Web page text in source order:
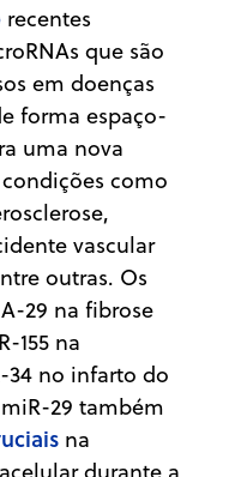
recentes
que são
em doenças
forma espaço-
uma nova
como
vascular
outras. Os
29 na fibrose
155 na
no infarto do
29 também
na